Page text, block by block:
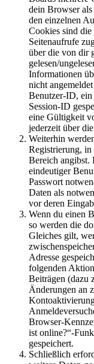
dein Browser
den einzelnen
Cookies sind
Seitenaufrufe
über die von dir
gelesen/
Informationen
nicht
Benutzer-ID, ein
Session-ID
eine Gültigkeit
jederzeit über
Weiterhin
Registrierung,
Bereich angibst.
eindeutiger
Passwort
Daten als
vor deren
Wenn du einen
so werden die
Gleiches gilt,
Adresse
folgenden
Beiträgen (dazu
Änderungen an
Browser-
ist online?“-
gespeichert.
Schließlich